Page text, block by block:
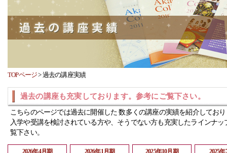
TOPページ>過去の講座実績
過去の講座も充実しております。参考にご覧下さい。
こちらのページでは過去に開催した 数多くの講座の実績を紹介してお
入学や受講を検討されている方や、そうでない方も充実したラインナッ
覧下さい。
2026年4月期 2026年1月期 2025年10月期 2025